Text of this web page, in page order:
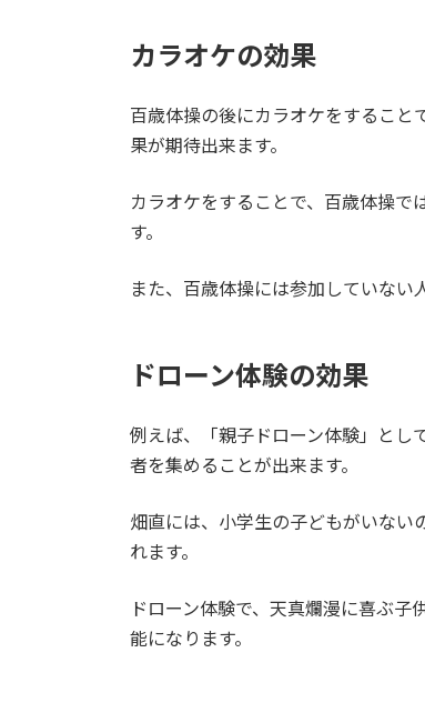
カラオケの効果
百歳体操の後にカラオケをすること
果が期待出来ます。
カラオケをすることで、百歳体操で
す。
また、百歳体操には参加していない
ドローン体験の効果
例えば、「親子ドローン体験」とし
者を集めることが出来ます。
畑直には、小学生の子どもがいない
れます。
ドローン体験で、天真爛漫に喜ぶ子
能になります。